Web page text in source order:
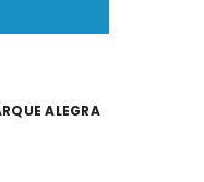
ALEGRA